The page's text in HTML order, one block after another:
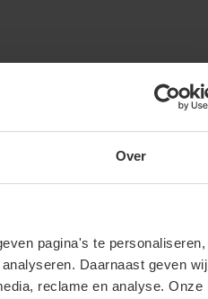
Over
pagina's te personaliseren,
Daarnaast geven wij
reclame en analyse. Onze